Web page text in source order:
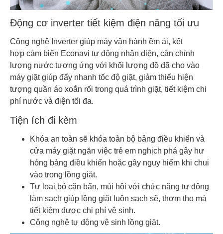
Động cơ inverter tiết kiệm điện năng tối ưu
Công nghệ Inverter giúp máy vận hành êm ái, kết
hợp cảm biến Econavi tự động nhận diện, cân chỉnh
lượng nước tương ứng với khối lượng đồ đã cho vào
máy giặt giúp đẩy nhanh tốc độ giặt, giảm thiểu hiện
tượng quần áo xoắn rối trong quá trình giặt, tiết kiệm chi
phí nước và điện tối đa.
Tiện ích đi kèm
Khóa an toàn sẽ khóa toàn bộ bảng điều khiển và
cửa máy giặt ngăn việc trẻ em nghịch phá gây hư
hỏng bảng điều khiển hoặc gây nguy hiểm khi chui
vào trong lồng giặt.
Tự loại bỏ cặn bẩn, mùi hôi với chức năng tự động
làm sạch giúp lồng giặt luôn sạch sẽ, thơm tho mà
tiết kiệm được chi phí vệ sinh.
Công nghệ tự động vệ sinh lồng giặt.